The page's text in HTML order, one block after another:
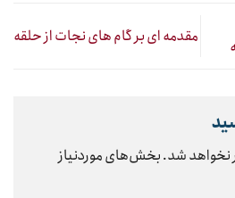
مقدمه ای بر گام های نجات از حلقه
نخواهد شد.بخش‌های موردنیاز